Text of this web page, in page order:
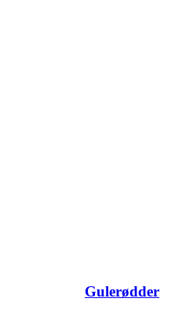
Gulerødder